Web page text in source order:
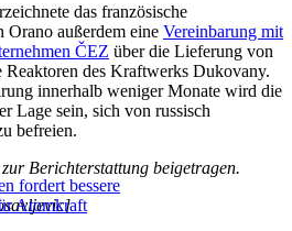
das französische
Orano außerdem eine Vereinbarung mit
ČEZ über die Lieferung von
Reaktoren des Kraftwerks Dukovany.
innerhalb weniger Monate wird die
Lage sein, sich von russisch
befreien.
fordert bessere
Atomkraft
Berichterstattung beigetragen.